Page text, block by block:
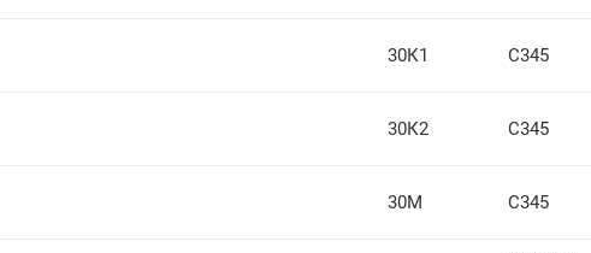
30К1 С345
30К2 С345
30М С345